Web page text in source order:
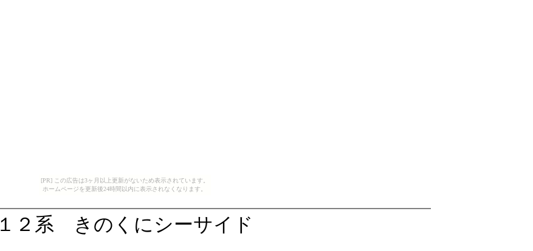
[PR] この広告は3ヶ月以上更新がないため表示されています。
ホームページを更新後24時間以内に表示されなくなります。
１２系 きのくにシーサイド